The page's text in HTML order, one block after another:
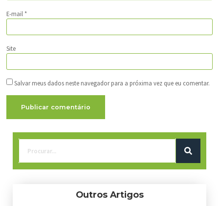
Outros Artigos
E-mail *
Site
Salvar meus dados neste navegador para a próxima vez que eu comentar.